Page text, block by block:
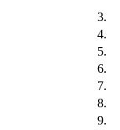
3.
4.
5.
6.
7.
8.
9.